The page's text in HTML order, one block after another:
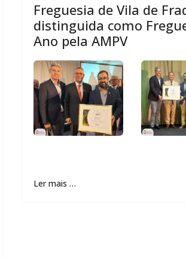
Freguesia de Vila de
distinguida como
Ano pela AMPV
Ler mais …